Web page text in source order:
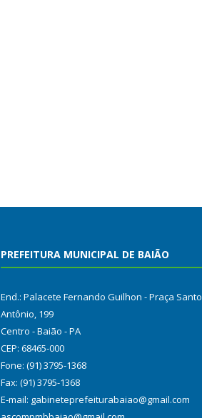
PREFEITURA MUNICIPAL DE BAIÃO
End.: Palacete Fernando Guilhon - Praça Santo
Antônio, 199
Centro - Baião - PA
CEP: 68465-000
Fone: (91) 3795-1368
Fax: (91) 3795-1368
E-mail: gabineteprefeiturabaiao@gmail.com